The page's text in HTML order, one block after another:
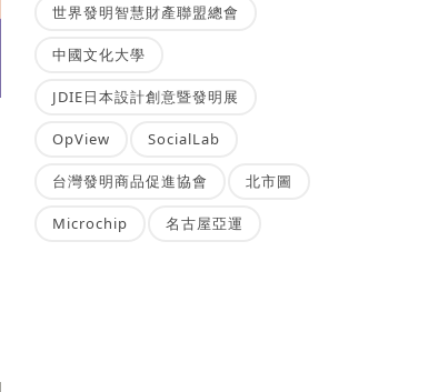
世界發明智慧財產聯盟總會
中國文化大學
JDIE日本設計創意暨發明展
OpView SocialLab
台灣發明商品促進協會 北市圖
Microchip 名古屋亞運